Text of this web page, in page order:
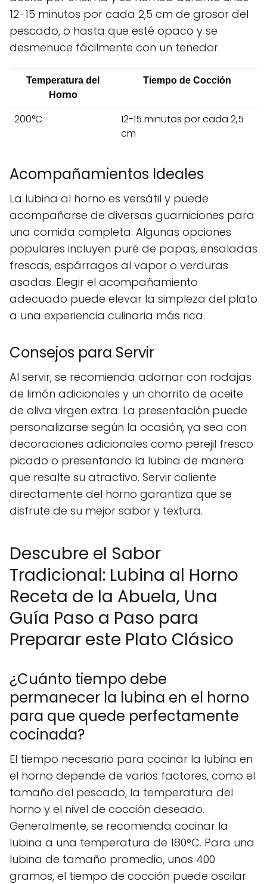
12-15 minutos por cada 2,5 cm de grosor del
pescado, o hasta que esté opaco y se
desmenuce fácilmente con un tenedor.
Temperatura del
Horno
Tiempo de Cocción
200°C
12-15 minutos por cada 2,5
cm
Acompañamientos Ideales
La lubina al horno es versátil y puede
acompañarse de diversas guarniciones para
una comida completa. Algunas opciones
populares incluyen puré de papas, ensaladas
frescas, espárragos al vapor o verduras
asadas. Elegir el acompañamiento
adecuado puede elevar la simpleza del plato
a una experiencia culinaria más rica.
Consejos para Servir
Al servir, se recomienda adornar con rodajas
de limón adicionales y un chorrito de aceite
de oliva virgen extra. La presentación puede
personalizarse según la ocasión, ya sea con
decoraciones adicionales como perejil fresco
picado o presentando la lubina de manera
que resalte su atractivo. Servir caliente
directamente del horno garantiza que se
disfrute de su mejor sabor y textura.
Descubre el Sabor
Tradicional: Lubina al Horno
Receta de la Abuela, Una
Guía Paso a Paso para
Preparar este Plato Clásico
¿Cuánto tiempo debe
permanecer la lubina en el horno
para que quede perfectamente
cocinada?
El tiempo necesario para cocinar la lubina en
el horno depende de varios factores, como el
tamaño del pescado, la temperatura del
horno y el nivel de cocción deseado.
Generalmente, se recomienda cocinar la
lubina a una temperatura de 180°C. Para una
lubina de tamaño promedio, unos 400
gramos, el tiempo de cocción puede oscilar